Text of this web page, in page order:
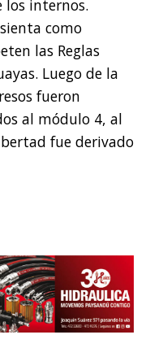
los internos.
como
las Reglas
Luego de la
fueron
al módulo 4, al
fue derivado